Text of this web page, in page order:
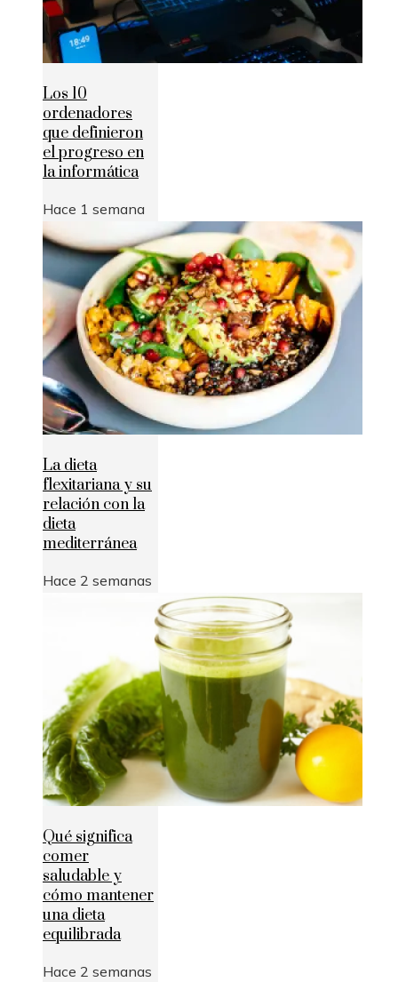
Los 10
ordenadores
que definieron
el progreso en
la informática
Hace 1 semana
La dieta
flexitariana y su
relación con la
dieta
mediterránea
Hace 2 semanas
Qué significa
comer
saludable y
cómo mantener
una dieta
equilibrada
Hace 2 semanas